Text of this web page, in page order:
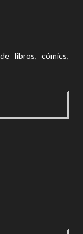
libros, cómics,